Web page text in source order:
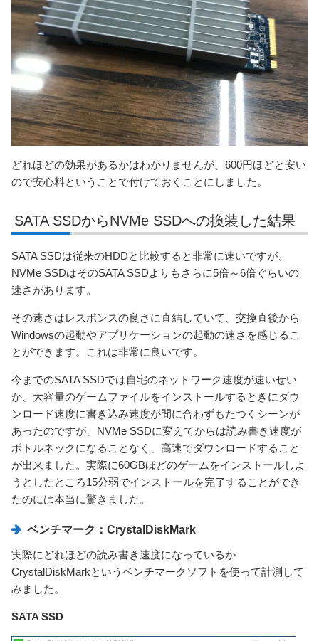
どれほどの効果があるかはわかりませんが、600円ほどと安い
ので安心料ということで付けておくことにしました。
SATA SSDからNVMe SSDへの換装した結果
SATA SSDは従来のHDDと比較すると非常に速いですが、
NVMe SSDはそのSATA SSDよりもさらに5倍～6倍ぐらいの
速さがあります。
その速さはレスポンスの良さに直結していて、交換直後から
Windowsの起動やアプリケーションの起動の速さを感じるこ
とができます。これは非常に良いです。
今までのSATA SSDでは自宅のネットワーク速度が速いせい
か、大容量のゲームファイルをインストールするときにダウ
ンロード速度に書き込み速度が間に合わずもたつくシーンが
あったのですが、NVMe SSDに変えてからは読み書き速度が
ボトルネックになることなく、高速でダウンロードすること
が出来ました。実際に60GBほどのゲームをインストールしよ
うとしたところ15分弱でインストールを完了することができ
たのには本当に驚きました。
ベンチマーク：CrystalDiskMark
実際にどれほどの読み書き速度になっているか
CrystalDiskMarkというベンチマークソフトを使って計測して
みました。
SATA SSD